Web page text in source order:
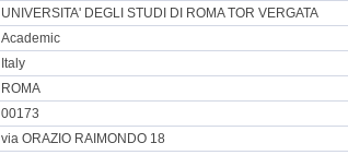
UNIVERSITA' DEGLI STUDI DI ROMA TOR VERGATA
Academic
Italy
ROMA
00173
via ORAZIO RAIMONDO 18